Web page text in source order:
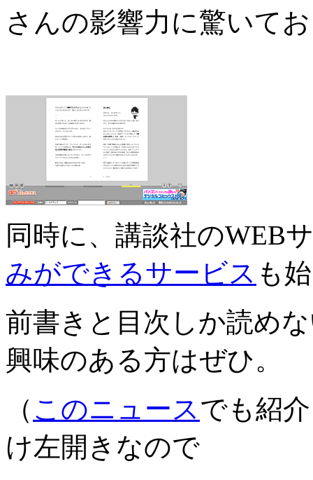
さんの影響力に驚いて
同時に、講談社のWEB
みができるサービス も
前書きと目次しか読め
興味のある方はぜひ。
（ このニュースでも紹
け左開きなので